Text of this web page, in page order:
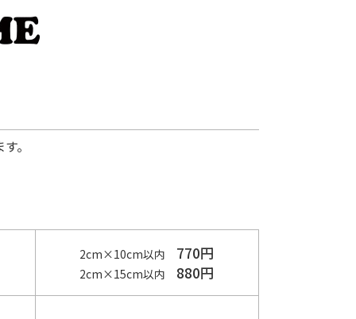
。
2cm×10cm以内 770円
2cm×15cm以内 880円